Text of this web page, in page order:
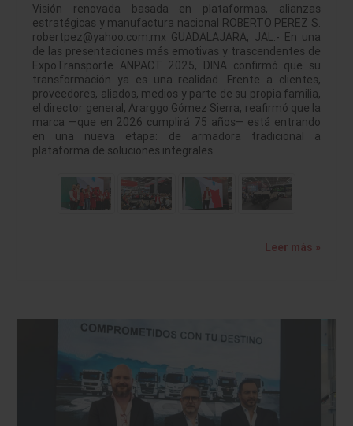
Visión renovada basada en plataformas, alianzas
estratégicas y manufactura nacional ROBERTO PEREZ S.
robertpez@yahoo.com.mx GUADALAJARA, JAL.- En una
de las presentaciones más emotivas y trascendentes de
ExpoTransporte ANPACT 2025, DINA confirmó que su
transformación ya es una realidad. Frente a clientes,
proveedores, aliados, medios y parte de su propia familia,
el director general, Ararggo Gómez Sierra, reafirmó que la
marca —que en 2026 cumplirá 75 años— está entrando
en una nueva etapa: de armadora tradicional a
plataforma de soluciones integrales…
Leer más »